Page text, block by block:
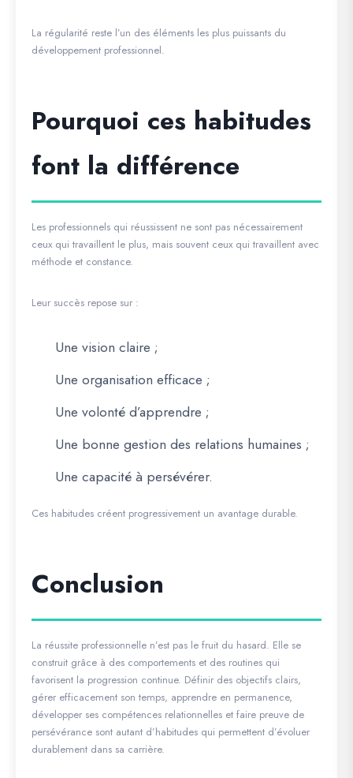
La régularité reste l’un des éléments les plus puissants du
développement professionnel.
Pourquoi ces habitudes
font la différence
Les professionnels qui réussissent ne sont pas nécessairement
ceux qui travaillent le plus, mais souvent ceux qui travaillent avec
méthode et constance.
Leur succès repose sur :
Une vision claire ;
Une organisation efficace ;
Une volonté d’apprendre ;
Une bonne gestion des relations humaines ;
Une capacité à persévérer.
Ces habitudes créent progressivement un avantage durable.
Conclusion
La réussite professionnelle n’est pas le fruit du hasard. Elle se
construit grâce à des comportements et des routines qui
favorisent la progression continue. Définir des objectifs clairs,
gérer efficacement son temps, apprendre en permanence,
développer ses compétences relationnelles et faire preuve de
persévérance sont autant d’habitudes qui permettent d’évoluer
durablement dans sa carrière.